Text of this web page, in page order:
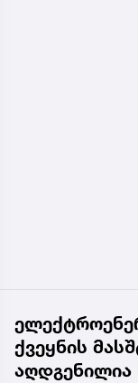
ქვეყნის
აღდგენილია